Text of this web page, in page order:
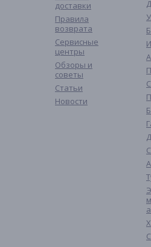
доставки
Правила
возврата
Сервисные
центры
Обзоры и
советы
Статьи
Новости